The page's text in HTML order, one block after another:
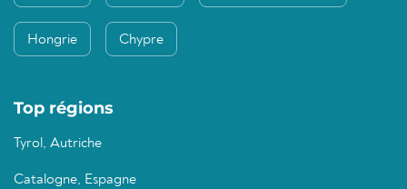
Hongrie Chypre
Top régions
Tyrol, Autriche
Catalogne, Espagne